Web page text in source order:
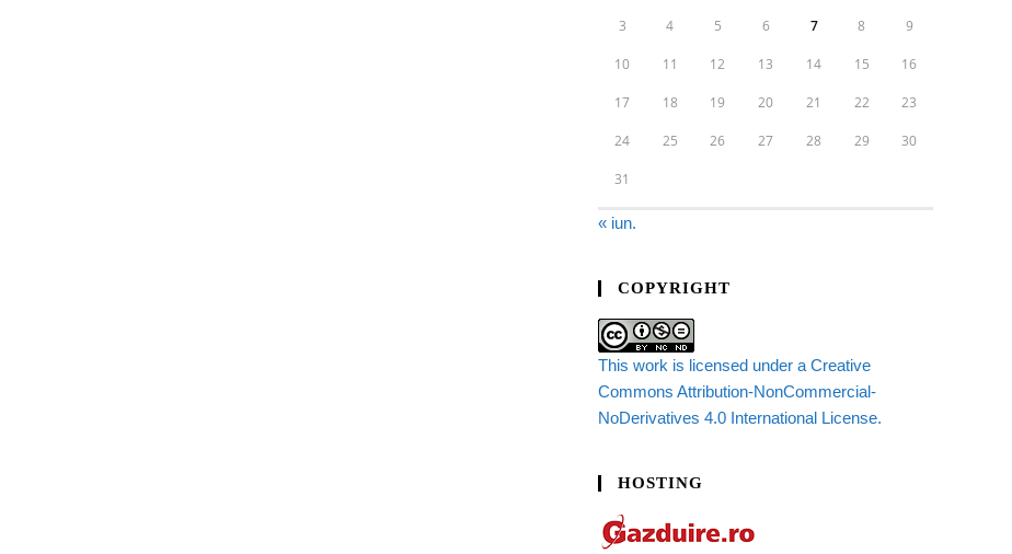
3 4 5 6 7 8 9
10 11 12 13 14 15 16
17 18 19 20 21 22 23
24 25 26 27 28 29 30
31
« iun.
COPYRIGHT
This work is licensed under a Creative
Commons Attribution-NonCommercial-
NoDerivatives 4.0 International License.
HOSTING